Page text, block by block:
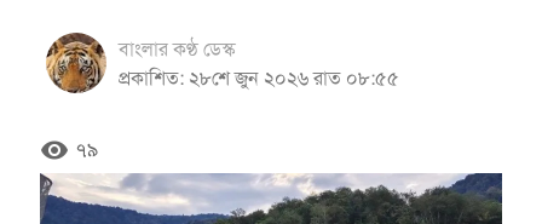
বাংলার কণ্ঠ ডেস্ক
প্রকাশিত: ২৮শে জুন ২০২৬ রাত ০৮:৫৫
remove_red_eye ৭৯